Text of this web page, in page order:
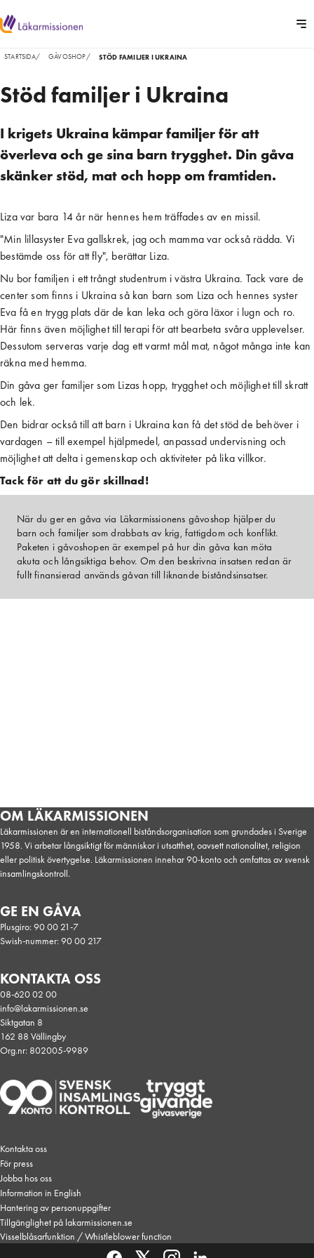
STARTSIDA/ GÅVOSHOP/ STÖD FAMILJER I UKRAINA
Stöd familjer i Ukraina
I krigets Ukraina kämpar familjer för att
överleva och ge sina barn trygghet. Din gåva
skänker stöd, mat och hopp om framtiden.
Liza var bara 14 år när hennes hem träffades av en missil.
"Min lillasyster Eva gallskrek, jag och mamma var också rädda. Vi
bestämde oss för att fly", berättar Liza.
Nu bor familjen i ett trångt studentrum i västra Ukraina. Tack vare de
center som finns i Ukraina så kan barn som Liza och hennes syster
Eva få en trygg plats där de kan leka och göra läxor i lugn och ro.
Här finns även möjlighet till terapi för att bearbeta svåra upplevelser.
Dessutom serveras varje dag ett varmt mål mat, något många inte kan
räkna med hemma.
Din gåva ger familjer som Lizas hopp, trygghet och möjlighet till skratt
och lek.
Den bidrar också till att barn i Ukraina kan få det stöd de behöver i
vardagen – till exempel hjälpmedel, anpassad undervisning och
möjlighet att delta i gemenskap och aktiviteter på lika villkor.
Tack för att du gör skillnad!
När du ger en gåva via Läkarmissionens gåvoshop hjälper du
barn och familjer som drabbats av krig, fattigdom och konflikt.
Paketen i gåvoshopen är exempel på hur din gåva kan möta
akuta och långsiktiga behov. Om den beskrivna insatsen redan är
fullt finansierad används gåvan till liknande biståndsinsatser.
Stöd familjer i Ukraina
Privatperson
Företag
150kr 300
Ukraina, Mat
OM LÄKARMISSIONEN
Läkarmissionen är en internationell biståndsorganisation som grundades i Sverige
1958. Vi arbetar långsiktigt för människor i utsatthet, oavsett nationalitet, religion
eller politisk övertygelse. Läkarmissionen innehar 90-konto och omfattas av svensk
insamlingskontroll.
GE EN GÅVA
Plusgiro: 90 00 21-7
Swish-nummer: 90 00 217
KONTAKTA OSS
08-620 02 00
info@lakarmissionen.se
Siktgatan 8
162 88 Vällingby
Org.nr: 802005-9989
Kontakta oss
För press
Jobba hos oss
Information in English
Hantering av personuppgifter
Tillgänglighet på lakarmissionen.se
Visselblåsarfunktion / Whistleblower function